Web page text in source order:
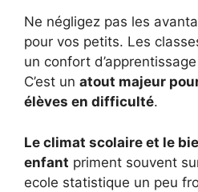
Ne négligez pas les
pour vos petits. Les
un confort
C’est un atout majeur
élèves en difficulté.
Le climat scolaire et le
enfant priment souvent
ecole statistique un peu